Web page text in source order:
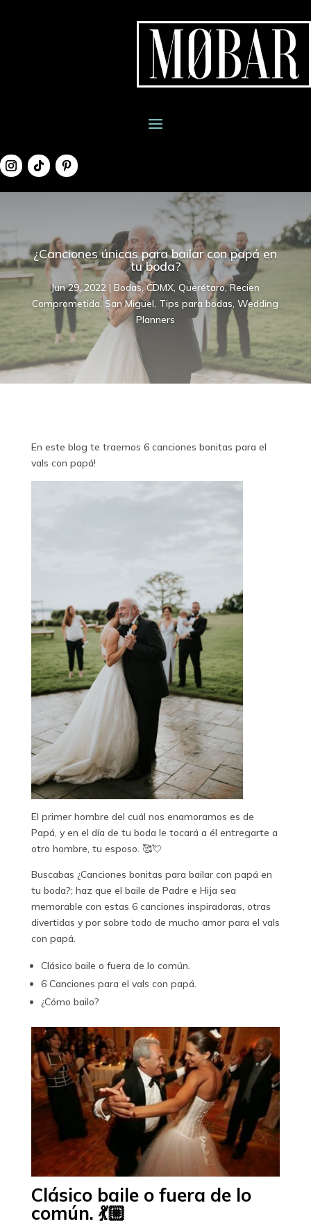
¿Canciones únicas para bailar con papá en
tu boda?
Jun 29, 2022|Bodas,CDMX,Querétaro,Recien
Comprometida,San Miguel, Tips para bodas,Wedding
Planners
En este blog te traemos 6 canciones bonitas para el
vals con papá!
El primer hombre del cuál nos enamoramos es de
Papá, y en el día de tu boda le tocará a él entregarte a
otro hombre, tu esposo. 🥰💘
Buscabas ¿Canciones bonitas para bailar con papá en
tu boda?; haz que el baile de Padre e Hija sea
memorable con estas 6 canciones inspiradoras, otras
divertidas y por sobre todo de mucho amor para el vals
con papá.
Clásico baile o fuera de lo común.
6 Canciones para el vals con papá.
¿Cómo bailo?
Clásico baile o fuera de lo
común. 💃🏼